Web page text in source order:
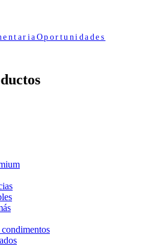
Oportunidades